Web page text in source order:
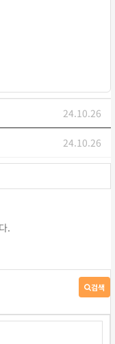
24.10.26
24.10.26
.
검색
게
판
검